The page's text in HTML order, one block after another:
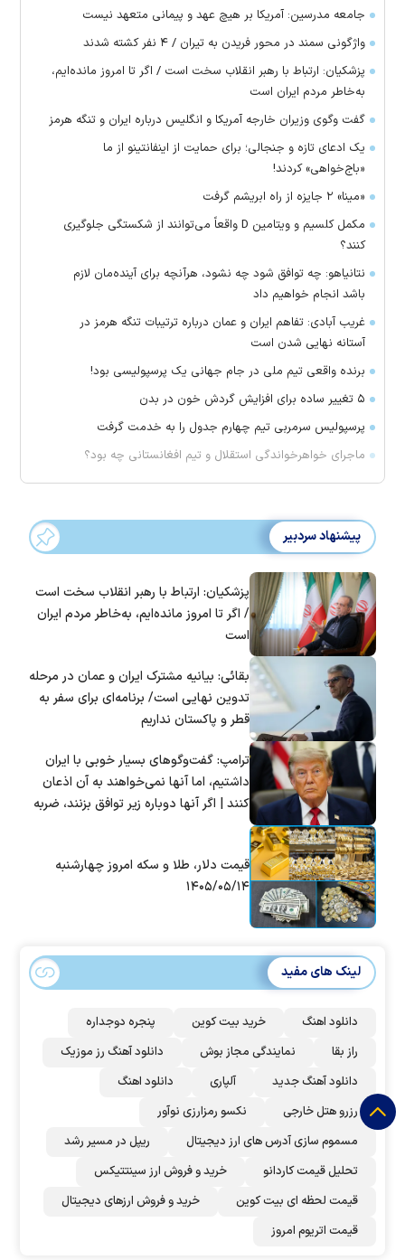
جامعه مدرسین: آمریکا بر هیچ عهد و پیمانی متعهد نیست
واژگونی سمند در محور فریدن به تیران / ۴ نفر کشته شدند
پزشکیان: ارتباط با رهبر انقلاب سخت است / اگر تا امروز مانده‌ایم،
به‌خاطر مردم ایران است
گفت وگوی وزیران خارجه آمریکا و انگلیس درباره ایران و تنگه هرمز
یک ادعای تازه و جنجالی؛ برای حمایت از اینفانتینو از ما
«باج‌خواهی» کردند!
«مینا» ۲ جایزه از راه ابریشم گرفت
مکمل کلسیم و ویتامین D واقعاً می‌توانند از شکستگی جلوگیری
کنند؟
نتانیاهو: چه توافق شود چه نشود، هرآنچه برای آینده‌مان لازم
باشد انجام خواهیم داد
غریب آبادی: تفاهم ایران و عمان درباره ترتیبات تنگه هرمز در
آستانه نهایی شدن است
برنده واقعی تیم ملی در جام جهانی یک پرسپولیسی بود!
۵ تغییر ساده برای افزایش گردش خون در بدن
پرسپولیس سرمربی تیم چهارم جدول را به خدمت گرفت
ماجرای خواهرخواندگی استقلال و تیم افغانستانی چه بود؟
پیشنهاد سردبیر
پزشکیان: ارتباط با رهبر انقلاب سخت است
/ اگر تا امروز مانده‌ایم، به‌خاطر مردم ایران
است
بقائی: بیانیه مشترک ایران و عمان در مرحله
تدوین نهایی است/ برنامه‌ای برای سفر به
قطر و پاکستان نداریم
ترامپ: گفت‌و‌گو‌های بسیار خوبی با ایران
داشتیم، اما آنها نمی‌خواهند به آن اذعان
کنند | اگر آنها دوباره زیر توافق بزنند، ضربه
قیمت دلار، طلا و سکه امروز چهارشنبه
۱۴۰۵/۰۵/۱۴
لینک های مفید
دانلود اهنگ خرید بیت کوین
پنجره دوجداره
راز بقا
نمایندگی مجاز بوش
دانلود آهنگ رز‌ موزیک
دانلود آهنگ جدید
آلپاری
دانلود اهنگ
رزرو هتل خارجی
نکسو رمزارزی نوآور
مسموم سازی آدرس های ارز دیجیتال
ریپل در مسیر رشد
تحلیل قیمت کاردانو
خرید و فروش ارز سینتتیکس
قیمت لحظه ای بیت کوین
خرید و فروش ارزهای دیجیتال
قیمت اتریوم امروز